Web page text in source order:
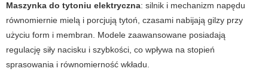
Maszynka do tytoniu elektryczna: silnik i mechanizm napędu
równomiernie mielą i porcjują tytoń, czasami nabijają gilzy przy
użyciu form i membran. Modele zaawansowane posiadają
regulację siły nacisku i szybkości, co wpływa na stopień
sprasowania i równomierność wkładu.